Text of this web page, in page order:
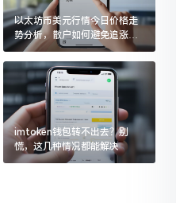
以太坊币美元行情今日价格走
势分析，散户如何避免追涨杀
跌被套牢
imtoken钱包转不出去？别
慌，这几种情况都能解决